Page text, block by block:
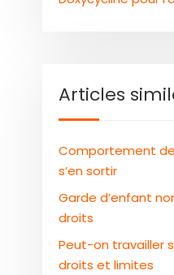
Articles
Comportement
s’en sortir
Garde d’enfant
droits
Peut-on travailler
droits et limites